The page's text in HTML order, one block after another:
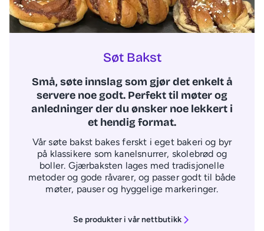
Søt Bakst
Små, søte innslag som gjør det enkelt å
servere noe godt. Perfekt til møter og
anledninger der du ønsker noe lekkert i
et hendig format.
Vår søte bakst bakes ferskt i eget bakeri og byr
på klassikere som kanelsnurrer, skolebrød og
boller. Gjærbaksten lages med tradisjonelle
metoder og gode råvarer, og passer godt til både
møter, pauser og hyggelige markeringer.
Se produkter i vår nettbutikk